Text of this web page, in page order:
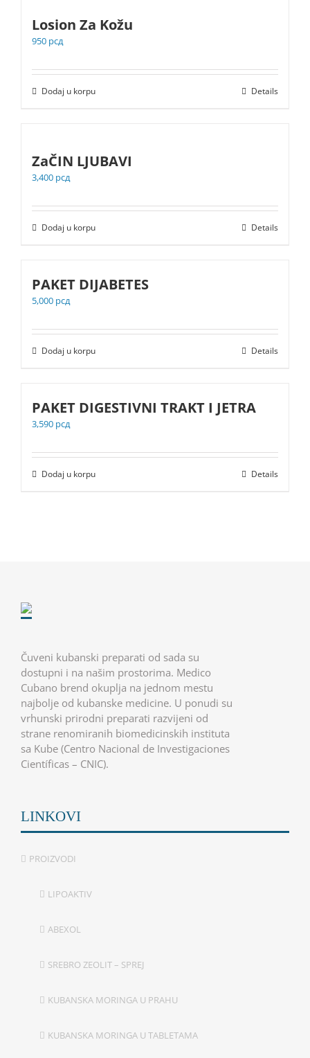
Losion Za Kožu
950 рсд
Dodaj u korpu Details
ZaČIN LJUBAVI
3,400 рсд
Dodaj u korpu Details
PAKET DIJABETES
5,000 рсд
Dodaj u korpu Details
PAKET DIGESTIVNI TRAKT I JETRA
3,590 рсд
Dodaj u korpu Details
Čuveni kubanski preparati od sada su
dostupni i na našim prostorima. Medico
Cubano brend okuplja na jednom mestu
najbolje od kubanske medicine. U ponudi su
vrhunski prirodni preparati razvijeni od
strane renomiranih biomedicinskih instituta
sa Kube (Centro Nacional de Investigaciones
Científicas – CNIC).
LINKOVI
PROIZVODI
LIPOAKTIV
ABEXOL
SREBRO ZEOLIT – SPREJ
KUBANSKA MORINGA U PRAHU
KUBANSKA MORINGA U TABLETAMA